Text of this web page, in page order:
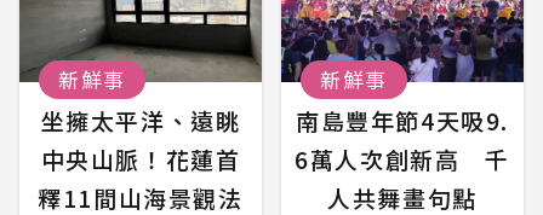
新鮮事
坐擁太平洋、遠眺
中央山脈！花蓮首
釋11間山海景觀法
新鮮事
南島豐年節4天吸9.
6萬人次創新高 千
人共舞畫句點